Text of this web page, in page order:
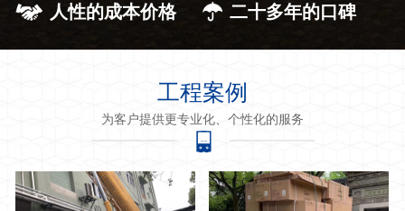
人性的成本价格 二十多年的口碑
工程案例
为客户提供更专业化、个性化的服务